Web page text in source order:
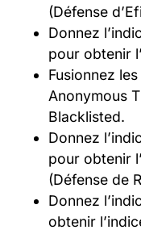
(Défense
Donnez
pour obtenir
Fusionnez
Anonymous
Blacklisted.
Donnez
pour obtenir
(Défense de
Donnez
obtenir